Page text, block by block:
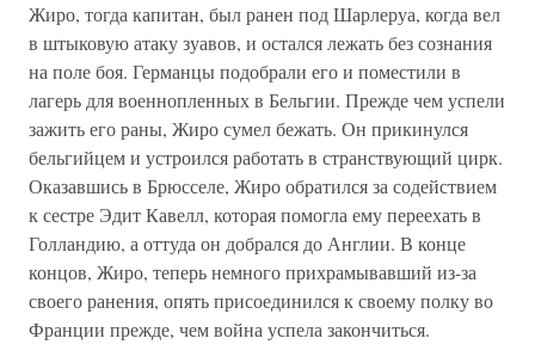
Жиро, тогда капитан, был ранен под Шарлеруа, когда вел
в штыковую атаку зуавов, и остался лежать без сознания
на поле боя. Германцы подобрали его и поместили в
лагерь для военнопленных в Бельгии. Прежде чем успели
зажить его раны, Жиро сумел бежать. Он прикинулся
бельгийцем и устроился работать в странствующий цирк.
Оказавшись в Брюсселе, Жиро обратился за содействием
к сестре Эдит Кавелл, которая помогла ему переехать в
Голландию, а оттуда он добрался до Англии. В конце
концов, Жиро, теперь немного прихрамывавший из-за
своего ранения, опять присоединился к своему полку во
Франции прежде, чем война успела закончиться.